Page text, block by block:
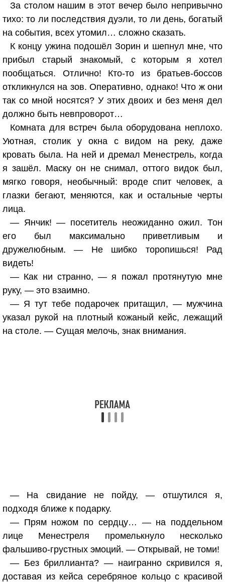
За столом нашим в этот вечер было непривычно
тихо: то ли последствия дуэли, то ли день, богатый
на события, всех утомил… сложно сказать.
К концу ужина подошёл Зорин и шепнул мне, что
прибыл старый знакомый, с которым я хотел
пообщаться. Отлично! Кто-то из братьев-боссов
откликнулся на зов. Оперативно, однако! Что ж они
так со мной носятся? У этих двоих и без меня дел
должно быть невпроворот…
Комната для встреч была оборудована неплохо.
Уютная, столик у окна с видом на реку, даже
кровать была. На ней и дремал Менестрель, когда
я зашёл. Маску он не снимал, оттого видок был,
мягко говоря, необычный: вроде спит человек, а
глазки бегают, меняются, как и остальные черты
лица.
— Янчик! — посетитель неожиданно ожил. Тон
его был максимально приветливым и
дружелюбным. — Не шибко торопишься! Рад
видеть!
— Как ни странно, — я пожал протянутую мне
руку, — это взаимно.
— Я тут тебе подарочек притащил, — мужчина
указал рукой на плотный кожаный кейс, лежащий
на столе. — Сущая мелочь, знак внимания.
— На свидание не пойду, — отшутился я,
подходя ближе к подарку.
— Прям ножом по сердцу… — на поддельном
лице Менестреля промелькнуло несколько
фальшиво-грустных эмоций. — Открывай, не томи!
— Без бриллианта? — наигранно скривился я,
доставая из кейса серебряное кольцо с красивой